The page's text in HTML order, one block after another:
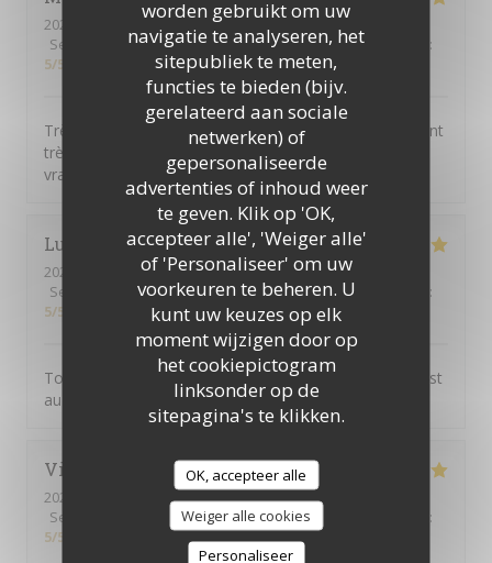
worden gebruikt om uw
navigatie te analyseren, het
sitepubliek te meten,
functies te bieden (bijv.
gerelateerd aan sociale
netwerken) of
gepersonaliseerde
advertenties of inhoud weer
te geven. Klik op 'OK,
accepteer alle', 'Weiger alle'
of 'Personaliseer' om uw
voorkeuren te beheren. U
kunt uw keuzes op elk
moment wijzigen door op
het cookiepictogram
linksonder op de
sitepagina's te klikken.
OK, accepteer alle
Weiger alle cookies
Personaliseer
2026-07-29
- 12:00 - Gasten 6
Service
/5 Atmosfeer: 5/5 Keuken: 5/5 Kwaliteit / Prijs
:
5/5
Très bon rapport qualité / prix. Tous les convives étaient
très contents. Formule tout compris qui comprend
vraiment tout ! BARVO
Ludovic N
2026-07-29
- 12:15 - Gasten 10
Service
Atmosfeer:5/5 Keuken: 5/5 Kwaliteit / Prijs
:
5/5
Toujours excellent les plats sont raffiné le personnel est
au petit soin. Merci à toute l'équipe.
Vincent
2026-07-29
- 12:15 - Gasten 8
Service
Atmosfeer:5/5 Keuken: 5
:
5/5